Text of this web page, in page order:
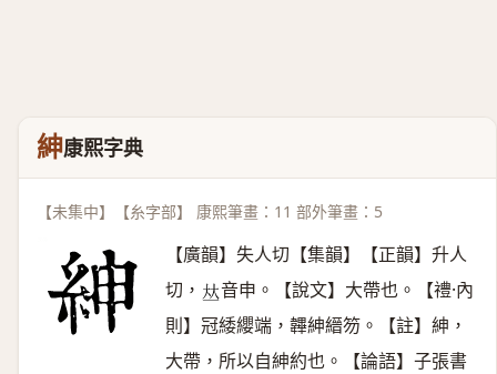
紳康熙字典
【未集中】【糸字部】 康熙筆畫：11 部外筆畫：5
【廣韻】失人切【集韻】【正韻】升人
切， 𠀤音申。【說文】大帶也。【禮·內
則】冠緌纓端，韠紳縉笏。【註】紳，
大帶，所以自紳約也。【論語】子張書